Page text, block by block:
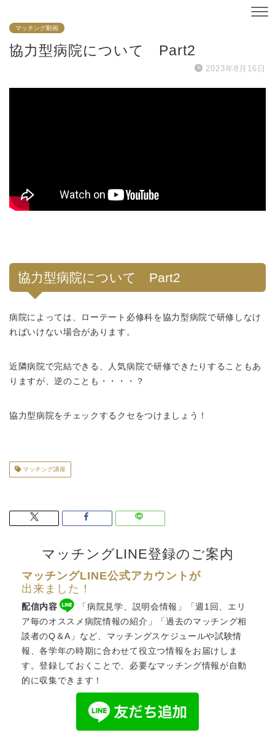
マッチング動画
協力型病院について Part2
2023年8月16日
協力型病院について Part2
病院によっては、ローテート必修科を協力型病院で研修しなけ
ればいけない場合があります。
近隣病院で完結できる、人気病院で研修できたりすることもあ
りますが、逆のことも・・・・？
協力型病院をチェックするクセをつけましょう！
マッチング講座
マッチングLINE登録のご案内
マッチングLINE公式アカウントが
出来ました！
配信内容
「病院見学、説明会情報」「週1回、エリ
ア毎のオススメ病院情報の紹介」「過去のマッチング相
談者のQ＆A」など、 マッチングスケジュールや試験情
報、各学年の時期に合わせて役立つ情報をお届けしま
す。登録しておくことで、必要なマッチング情報が自動
的に収集できます！